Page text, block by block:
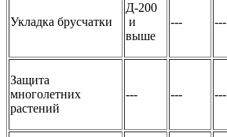
Укладка брусчатки
Д-200
и
выше
--- ---
Защита
многолетних
растений
--- --- ---